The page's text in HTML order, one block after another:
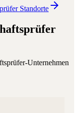
Standorte
-Unternehmen